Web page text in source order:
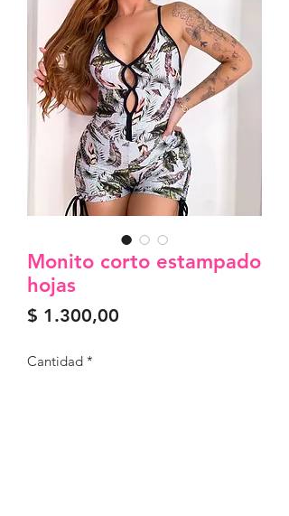
Monito corto estampado
hojas
$ 1.300,00
Cantidad *